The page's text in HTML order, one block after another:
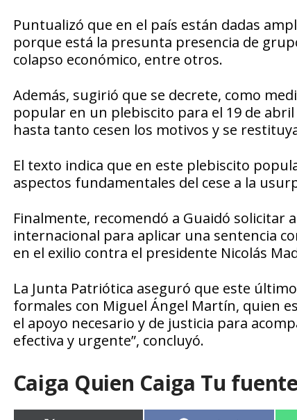
Puntualizó que en el país están dadas
porque está la presunta presencia de
colapso económico, entre otros.
Además, sugirió que se decrete, como
popular en un plebiscito para el 19 de
hasta tanto cesen los motivos y se
El texto indica que en este plebiscito
aspectos fundamentales del cese a la
Finalmente, recomendó a Guaidó solicitar
internacional para aplicar una sentencia
en el exilio contra el presidente Nicolás
La Junta Patriótica aseguró que este
formales con Miguel Ángel Martín, quien
el apoyo necesario y de justicia para
efectiva y urgente”, concluyó.
Caiga Quien Caiga Tu